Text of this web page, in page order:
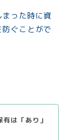
った時に資
ぐことがで
は「あり」